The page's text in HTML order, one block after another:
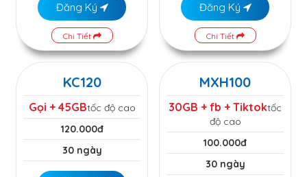
Đăng Ký
Chi Tiết
Đăng Ký
Chi Tiết
KC120
Gọi + 45GBtốc độ cao
120.000đ
30 ngày
MXH100
30GB + fb + Tiktoktốc
độ cao
100.000đ
30 ngày